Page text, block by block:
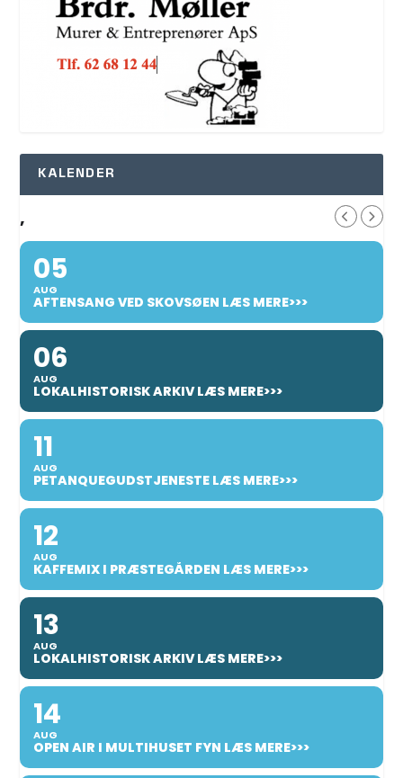
KALENDER
,
05
AUG
AFTENSANG VED SKOVSØEN LÆS MERE>>>
06
AUG
LOKALHISTORISK ARKIV LÆS MERE>>>
11
AUG
PETANQUEGUDSTJENESTE LÆS MERE>>>
12
AUG
KAFFEMIX I PRÆSTEGÅRDEN LÆS MERE>>>
13
AUG
LOKALHISTORISK ARKIV LÆS MERE>>>
14
AUG
OPEN AIR I MULTIHUSET FYN LÆS MERE>>>